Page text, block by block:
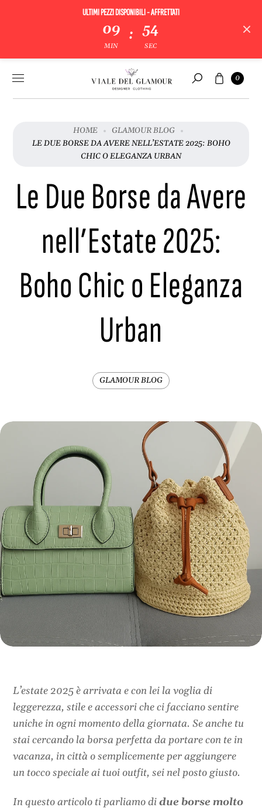
contenuto
ULTIMI PEZZI DISPONIBILI - AFFRETTATI
09
MIN
: 53
SEC
Cerca
Carrello
0
HOME
GLAMOUR BLOG
LE DUE BORSE DA AVERE NELL’ESTATE 2025: BOHO
CHIC O ELEGANZA URBAN
Le Due Borse da Avere
nell’Estate 2025:
Boho Chic o Eleganza
Urban
GLAMOUR BLOG
L’estate 2025 è arrivata e con lei la voglia di
leggerezza, stile e accessori che ci facciano sentire
uniche in ogni momento della giornata. Se anche tu
stai cercando la borsa perfetta da portare con te in
vacanza, in città o semplicemente per aggiungere
un tocco speciale ai tuoi outfit, sei nel posto giusto.
In questo articolo ti parliamo didue borse molto